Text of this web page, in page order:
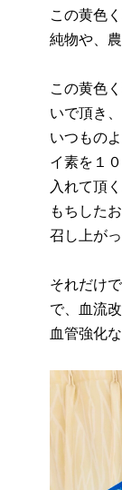
この黄色
純物や、
この黄色
いで頂き、
いつもの
イ素を１
入れて頂
もちした
召し上が
それだけ
で、血流
血管強化